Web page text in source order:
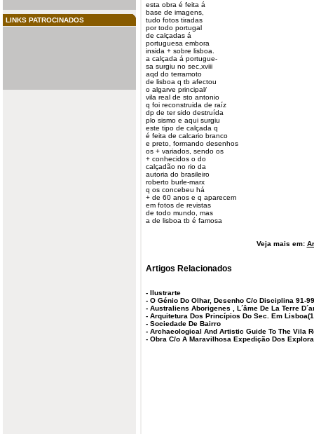
LINKS PATROCINADOS
esta obra é feita á
base de imagens,
tudo fotos tiradas
por todo portugal
de calçadas á
portuguesa embora
insida + sobre lisboa
a calçada á portugue-
sa surgiu no sec,xviii
aqd do terramoto
de lisboa q tb afectou
o algarve principal/
vila real de sto antonio
q foi reconstruida de raíz
dp de ter sido destruída
plo sismo e aqui surgiu
este tipo de calçada q
é feita de calcario branco
e preto, formando desenhos
os + variados, sendo os
+ conhecidos o do
calçadão no rio da
autoria do brasileiro
roberto burle-marx
q os concebeu há
+ de 60 anos e q aparecem
em fotos de revistas
de todo mundo, mas
a de lisboa tb é famosa
Veja mais em:
Artigos Relacionados
-
Ilustrarte
- O Génio Do Olhar, Desenho C/o Disciplina 91-99
- Australiens Aborigenes , L´âme De La Terre
- Arquitetura Dos Princípios Do Sec. Em
- Sociedade De Bairro
- Archaeological And Artistic Guide To The Vila
- Obra C/o A Maravilhosa Expedição Dos